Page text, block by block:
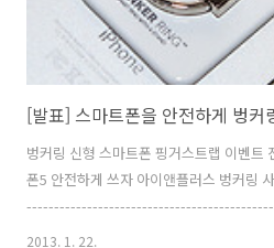
[발표] 스마트폰을 안전하게 벙커
벙커링 신형 스마트폰 핑거스트랩 이벤트
폰5 안전하게 쓰자 아이앤플러스 벙커
링 색상별 (핑크, 레드, 화이트, 블랙, 크롬)
2013. 1. 22.